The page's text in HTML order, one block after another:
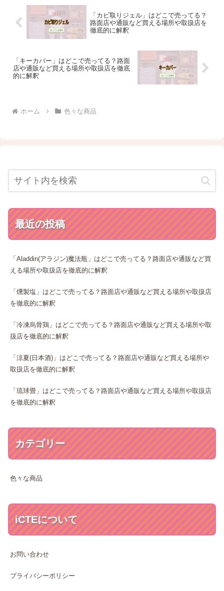
「カビ取りジェル」はどこで売ってる？
路面店や通販など買える場所や取扱店を
徹底的に解釈
「キーカバー」はどこで売ってる？路面
店や通販など買える場所や取扱店を徹底
的に解釈
ホーム 色々な商品
最近の投稿
「Aladdin(アラジン)魔法瓶」はどこで売ってる？路面店や通販など買
える場所や取扱店を徹底的に解釈
「燻製塩」はどこで売ってる？路面店や通販など買える場所や取扱店
を徹底的に解釈
「冷凍烏骨鶏」はどこで売ってる？路面店や通販など買える場所や取
扱店を徹底的に解釈
「涼夏(日本酒)」はどこで売ってる？路面店や通販など買える場所や
取扱店を徹底的に解釈
「琉球畳」はどこで売ってる？路面店や通販など買える場所や取扱店
を徹底的に解釈
カテゴリー
色々な商品
iCTEについて
お問い合わせ
プライバシーポリシー